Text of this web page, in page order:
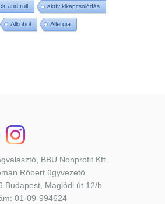
and roll aktív kikapcsolódás
Alkohol Allergia
BBU Nonprofit Kft.
Róbert ügyvezető
Budapest, Maglódi út 12/b
01-09-994624